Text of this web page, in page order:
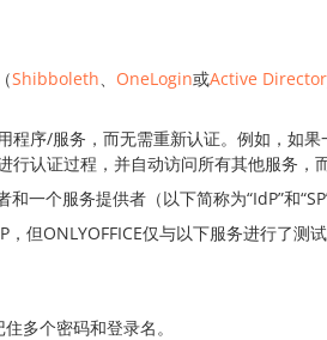
Shibboleth、 OneLogin或Active
程序/服务，而无需重新认证。例如，如
认证过程，并自动访问所有其他服务，
一个服务提供者（以下简称为“IdP”和“SP”
，但ONLYOFFICE仅与以下服务进行了
多个密码和登录名。